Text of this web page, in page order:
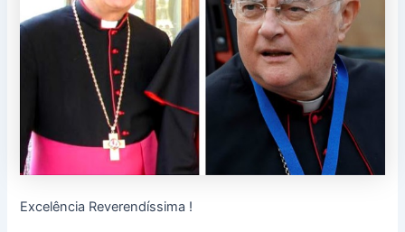
Excelência Reverendíssima !